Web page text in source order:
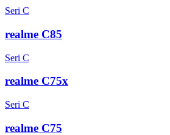
Seri C
realme C85
Seri C
realme C75x
Seri C
realme C75